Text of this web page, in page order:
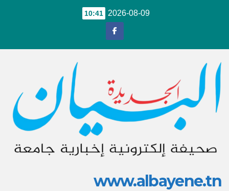
2026-08-09
10:41
www.albayene.tn